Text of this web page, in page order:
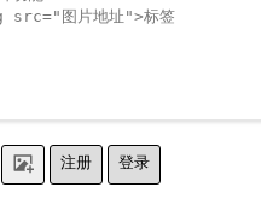
注册 登录